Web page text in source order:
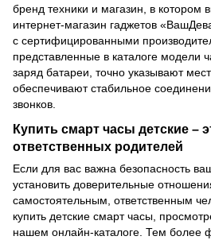
бренд техники и магазин, в котором
интернет-магазин гаджетов
с сертифицированными
представленные в каталоге модели
заряд батареи, точно указывают
обеспечивают стабильное
звонков.
Купить смарт часы детские –
ответственных родителей
Если для вас важна безопасность
установить доверительные
самостоятельным, ответственным
купить детские смарт часы,
нашем онлайн-каталоге. Тем более